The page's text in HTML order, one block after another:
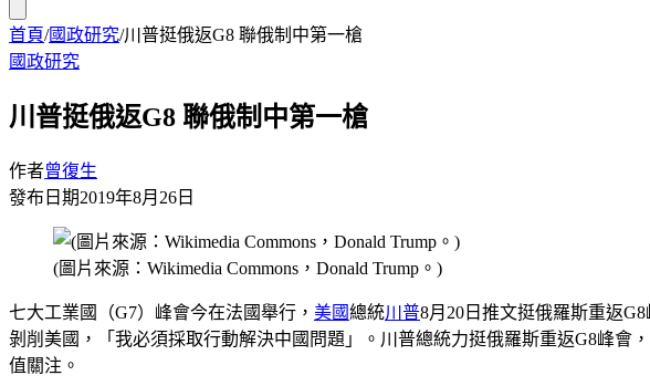
首頁/國政研究/川普挺俄返G8 聯俄制中第一槍
國政研究
川普挺俄返G8 聯俄制中第一槍
作者曾復生
發布日期2019年8月26日
(圖片來源：Wikimedia Commons，Donald Trump。)
七大工業國（G7）峰會今在法國舉行， 美國總統川普8月20日推文挺俄羅斯重返
剝削美國，「我必須採取行動解決中國問題」。川普總統力挺俄羅斯重返G8峰
值關注。